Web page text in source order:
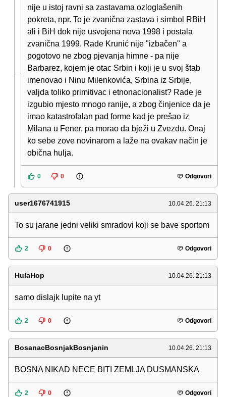
nije u istoj ravni sa zastavama ozloglašenih
pokreta, npr. To je zvanična zastava i simbol RBiH
ali i BiH dok nije usvojena nova 1998 i postala
zvanična 1999. Rade Krunić nije "izbačen" a
pogotovo ne zbog pjevanja himne - pa nije
Barbarez, kojem je otac Srbin i koji je u svoj štab
imenovao i Ninu Milenkovića, Srbina iz Srbije,
valjda toliko primitivac i etnonacionalist? Rade je
izgubio mjesto mnogo ranije, a zbog činjenice da je
imao katastrofalan pad forme kad je prešao iz
Milana u Fener, pa morao da bježi u Zvezdu. Onaj
ko sebe zove novinarom a laže na ovakav način je
obična hulja.
0 0 Odgovori
user1676741915 10.04.26. 21:13
To su jarane jedni veliki smradovi koji se bave sportom
2 0 Odgovori
HulaHop 10.04.26. 21:13
samo dislajk lupite na yt
2 0 Odgovori
BosanacBosnjakBosnjanin 10.04.26. 21:13
BOSNA NIKAD NECE BITI ZEMLJA DUSMANSKA
2 0 Odgovori